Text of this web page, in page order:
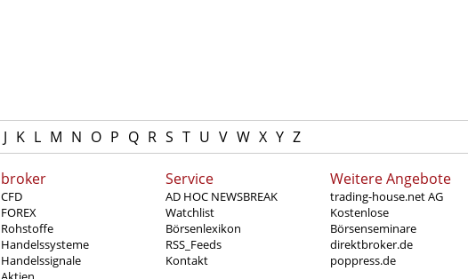
J K L M N O P Q R S T U V W X Y Z
broker
CFD
FOREX
Rohstoffe
Handelssysteme
Handelssignale
Service
AD HOC NEWSBREAK
Watchlist
Börsenlexikon
RSS_Feeds
Kontakt
Weitere Angebote
trading-house.net AG
Kostenlose
Börsenseminare
direktbroker.de
poppress.de